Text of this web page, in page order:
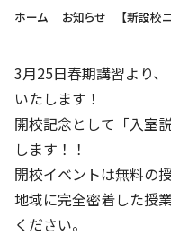
Company’s Profile
沿革
社歌
本社所在地
京進グループが目指す姿
学習塾について
ライフキャリア
育児・暮らし
京進グループの事業所
お客さま満足度向上の
人材育成の取り組み
CSRレポート
社会貢献活動
ミャンマーへの支援活
株主・投資家向け情報
株主・株式関連情報
株主・投資家の皆さまへ
ビジョン／経営方針
連結業績・財務
採用情報
採用情報
京進リクルート
新卒採用情報
新卒採用デジタルパン
中途採用
お問い合わせ
利用規約
個人情報保護方針
特別警報発令時の授業につい
Copyright © KYOSHIN Co.,
ホーム お知らせ 【新設校
3月25日春期講習より
いたします！
開校記念として「入室
します！！
開校イベントは無料の
地域に完全密着した授
ください。